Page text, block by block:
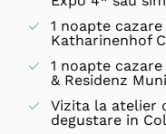
1 noapte
Katharinenhof
1 noapte
& Residenz
Vizita la atelier
degustare in